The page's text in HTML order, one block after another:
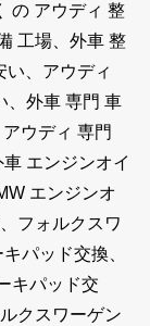
の アウディ 整
工場、外車 整
い、アウディ
、外車 専門 車
ウディ 専門
エンジンオイ
エンジンオ
フォルクスワ
パッド交換、
キパッド交
クスワーゲン